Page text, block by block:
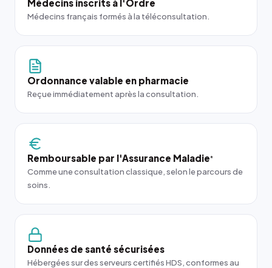
Médecins inscrits à l'Ordre
Médecins français formés à la téléconsultation.
Ordonnance valable en pharmacie
Reçue immédiatement après la consultation.
Remboursable par l'Assurance Maladie*
Comme une consultation classique, selon le parcours de
soins.
Données de santé sécurisées
Hébergées sur des serveurs certifiés HDS, conformes au